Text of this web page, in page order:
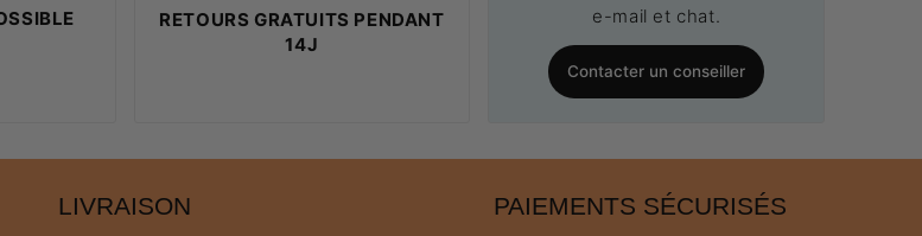
RETOURS GRATUITS PENDANT
14J
e-mail et chat.
Contacter un conseiller
LIVRAISON PAIEMENTS SÉCURISÉS